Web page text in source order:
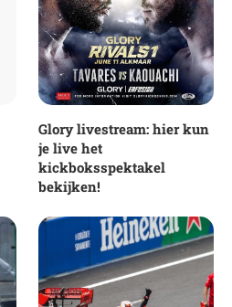
Glory livestream: hier kun
je live het
kickboksspektakel
bekijken!